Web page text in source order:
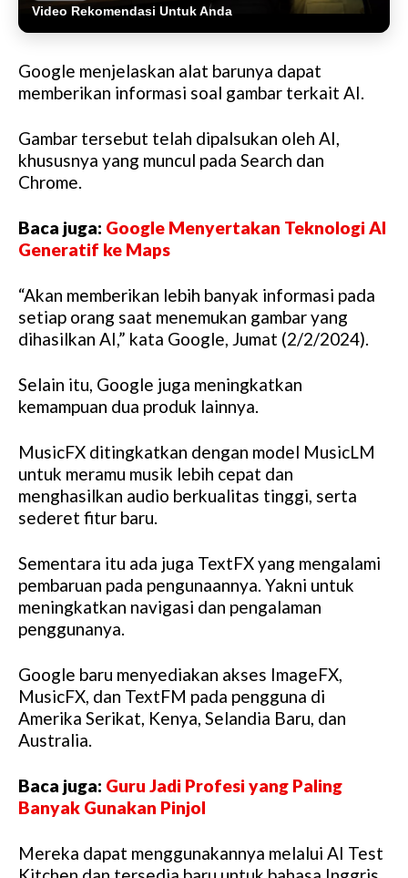
Video Rekomendasi Untuk Anda
Google menjelaskan alat barunya dapat
memberikan informasi soal gambar terkait AI.
Gambar tersebut telah dipalsukan oleh AI,
khususnya yang muncul pada Search dan
Chrome.
Baca juga: Google Menyertakan Teknologi AI
Generatif ke Maps
“Akan memberikan lebih banyak informasi pada
setiap orang saat menemukan gambar yang
dihasilkan AI,” kata Google, Jumat (2/2/2024).
Selain itu, Google juga meningkatkan
kemampuan dua produk lainnya.
MusicFX ditingkatkan dengan model MusicLM
untuk meramu musik lebih cepat dan
menghasilkan audio berkualitas tinggi, serta
sederet fitur baru.
Sementara itu ada juga TextFX yang mengalami
pembaruan pada pengunaannya. Yakni untuk
meningkatkan navigasi dan pengalaman
penggunanya.
Google baru menyediakan akses ImageFX,
MusicFX, dan TextFM pada pengguna di
Amerika Serikat, Kenya, Selandia Baru, dan
Australia.
Baca juga: Guru Jadi Profesi yang Paling
Banyak Gunakan Pinjol
Mereka dapat menggunakannya melalui AI Test